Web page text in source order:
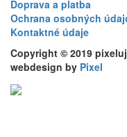
Doprava a platba
Ochrana osobných
Kontaktné údaje
Copyright © 2019
webdesign by Pixel